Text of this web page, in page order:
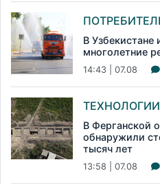
В
многолетние
14:43 | 07.08
ТЕХНОЛОГИИ
В Ферганской
обнаружили
тысяч лет
13:58 | 07.08